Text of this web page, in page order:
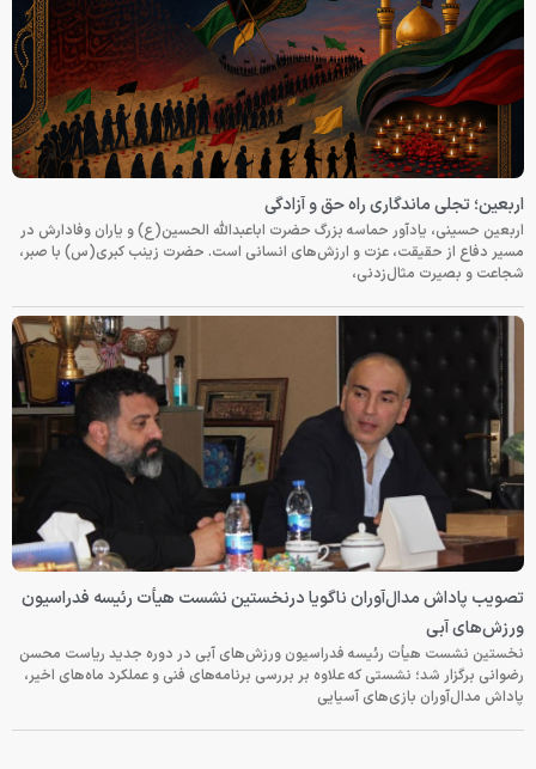
اربعین؛ تجلی ماندگاری راه حق و آزادگی
اربعین حسینی، یادآور حماسه بزرگ حضرت اباعبدالله الحسین(ع) و یاران وفادارش در
مسیر دفاع از حقیقت، عزت و ارزش‌های انسانی است. حضرت زینب کبری(س) با صبر،
شجاعت و بصیرت مثال‌زدنی،
تصویب پاداش مدال‌آوران ناگویا درنخستین نشست هیأت رئیسه فدراسیون
ورزش‌های آبی
نخستین نشست هیأت رئیسه فدراسیون ورزش‌های آبی در دوره جدید ریاست محسن
رضوانی برگزار شد؛ نشستی که علاوه بر بررسی برنامه‌های فنی و عملکرد ماه‌های اخیر،
پاداش مدال‌آوران بازی‌های آسیایی